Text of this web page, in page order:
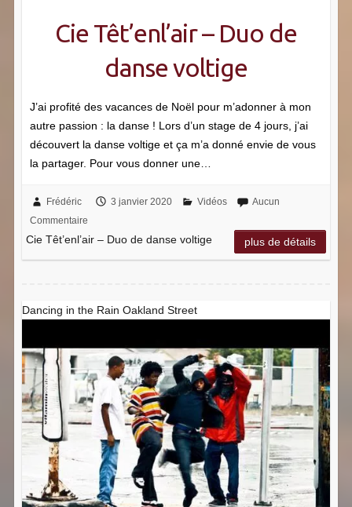
Cie Têt’enl’air – Duo de
danse voltige
J’ai profité des vacances de Noël pour m’adonner à mon
autre passion : la danse ! Lors d’un stage de 4 jours, j’ai
découvert la danse voltige et ça m’a donné envie de vous
la partager. Pour vous donner une…
Frédéric 3 janvier 2020 Vidéos
Aucun
Commentaire
Cie Têt’enl’air – Duo de danse voltige plus de détails
Dancing in the Rain Oakland Street